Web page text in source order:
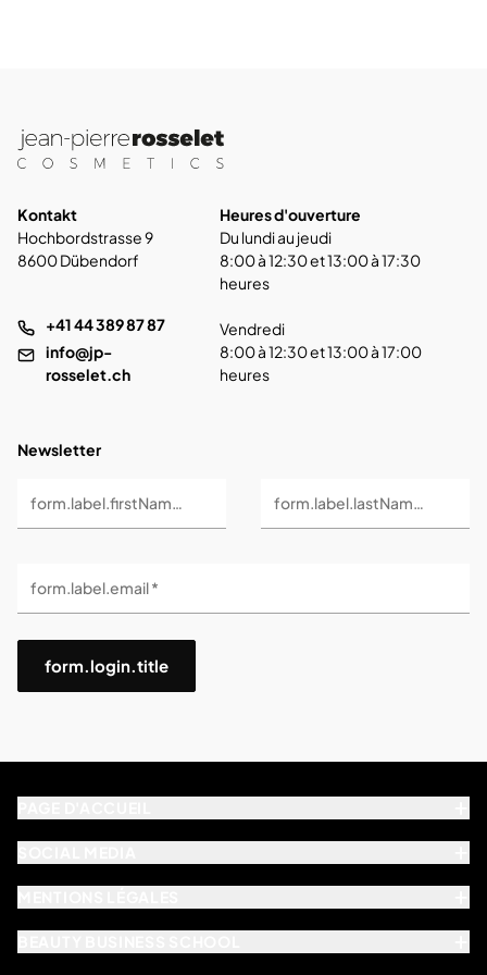
Kontakt
Hochbordstrasse 9
8600 Dübendorf
+41 44 389 87 87
info@jp-
rosselet.ch
Heures d'ouverture
Du lundi au jeudi
8:00 à 12:30 et 13:00 à 17:30
heures
Vendredi
8:00 à 12:30 et 13:00 à 17:00
heures
Newsletter
form.label.firstName * form.label.lastName *
form.label.email *
form.login.title